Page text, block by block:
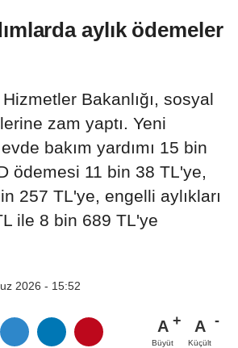
aylık ödemeler
Bakanlığı, sosyal
zam yaptı. Yeni
bakım yardımı 15 bin
ödemesi 11 bin 38 TL'ye,
257 TL'ye, engelli aylıkları
ile 8 bin 689 TL'ye
2026 - 15:52
A
Büyüt
A
Küçült